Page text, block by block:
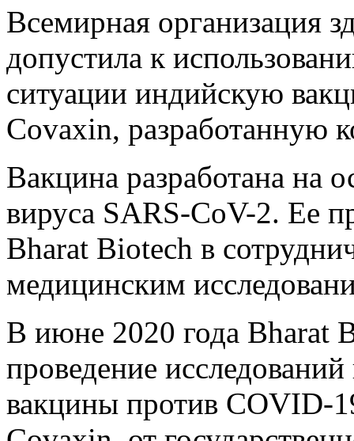
Всемирная организация
допустила к
ситуации индийскую
Covaxin, разработанную
Вакцина разработана на
вируса SARS-CoV-2. Ее
Bharat Biotech в
медицинским
В июне 2020 года Bharat
проведение
вакцины против COVID-